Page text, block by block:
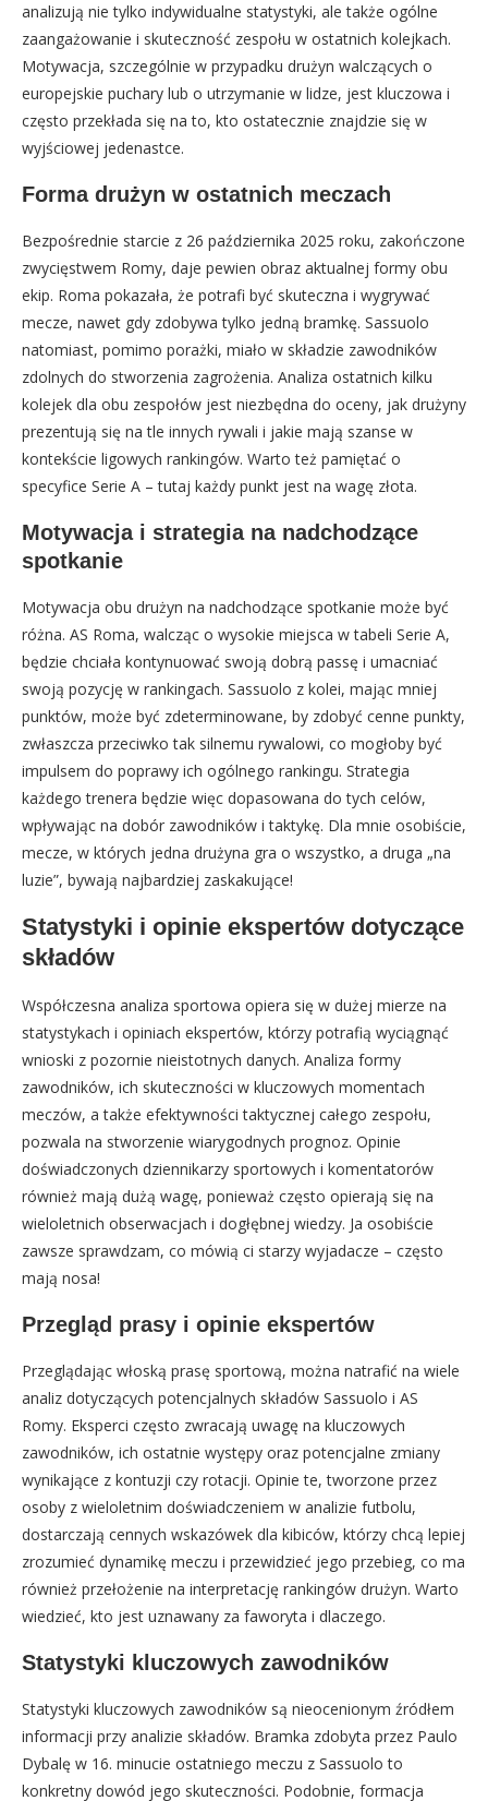
analizują nie tylko indywidualne statystyki, ale także ogólne
zaangażowanie i skuteczność zespołu w ostatnich kolejkach.
Motywacja, szczególnie w przypadku drużyn walczących o
europejskie puchary lub o utrzymanie w lidze, jest kluczowa i
często przekłada się na to, kto ostatecznie znajdzie się w
wyjściowej jedenastce.
Forma drużyn w ostatnich meczach
Bezpośrednie starcie z 26 października 2025 roku, zakończone
zwycięstwem Romy, daje pewien obraz aktualnej formy obu
ekip. Roma pokazała, że potrafi być skuteczna i wygrywać
mecze, nawet gdy zdobywa tylko jedną bramkę. Sassuolo
natomiast, pomimo porażki, miało w składzie zawodników
zdolnych do stworzenia zagrożenia. Analiza ostatnich kilku
kolejek dla obu zespołów jest niezbędna do oceny, jak drużyny
prezentują się na tle innych rywali i jakie mają szanse w
kontekście ligowych rankingów. Warto też pamiętać o
specyfice Serie A – tutaj każdy punkt jest na wagę złota.
Motywacja i strategia na nadchodzące
spotkanie
Motywacja obu drużyn na nadchodzące spotkanie może być
różna. AS Roma, walcząc o wysokie miejsca w tabeli Serie A,
będzie chciała kontynuować swoją dobrą passę i umacniać
swoją pozycję w rankingach. Sassuolo z kolei, mając mniej
punktów, może być zdeterminowane, by zdobyć cenne punkty,
zwłaszcza przeciwko tak silnemu rywalowi, co mogłoby być
impulsem do poprawy ich ogólnego rankingu. Strategia
każdego trenera będzie więc dopasowana do tych celów,
wpływając na dobór zawodników i taktykę. Dla mnie osobiście,
mecze, w których jedna drużyna gra o wszystko, a druga „na
luzie”, bywają najbardziej zaskakujące!
Statystyki i opinie ekspertów dotyczące
składów
Współczesna analiza sportowa opiera się w dużej mierze na
statystykach i opiniach ekspertów, którzy potrafią wyciągnąć
wnioski z pozornie nieistotnych danych. Analiza formy
zawodników, ich skuteczności w kluczowych momentach
meczów, a także efektywności taktycznej całego zespołu,
pozwala na stworzenie wiarygodnych prognoz. Opinie
doświadczonych dziennikarzy sportowych i komentatorów
również mają dużą wagę, ponieważ często opierają się na
wieloletnich obserwacjach i dogłębnej wiedzy. Ja osobiście
zawsze sprawdzam, co mówią ci starzy wyjadacze – często
mają nosa!
Przegląd prasy i opinie ekspertów
Przeglądając włoską prasę sportową, można natrafić na wiele
analiz dotyczących potencjalnych składów Sassuolo i AS
Romy. Eksperci często zwracają uwagę na kluczowych
zawodników, ich ostatnie występy oraz potencjalne zmiany
wynikające z kontuzji czy rotacji. Opinie te, tworzone przez
osoby z wieloletnim doświadczeniem w analizie futbolu,
dostarczają cennych wskazówek dla kibiców, którzy chcą lepiej
zrozumieć dynamikę meczu i przewidzieć jego przebieg, co ma
również przełożenie na interpretację rankingów drużyn. Warto
wiedzieć, kto jest uznawany za faworyta i dlaczego.
Statystyki kluczowych zawodników
Statystyki kluczowych zawodników są nieocenionym źródłem
informacji przy analizie składów. Bramka zdobyta przez Paulo
Dybalę w 16. minucie ostatniego meczu z Sassuolo to
konkretny dowód jego skuteczności. Podobnie, formacja